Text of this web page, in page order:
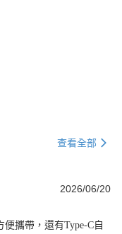
查看全部
2026/06/20
攜帶，還有Type-C自